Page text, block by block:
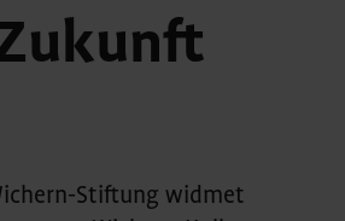
Stiftung widmet